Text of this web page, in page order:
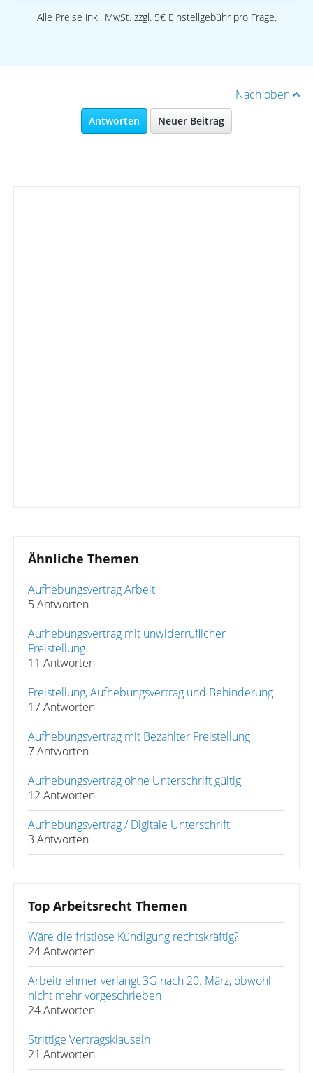
Alle Preise inkl. MwSt. zzgl. 5€ Einstellgebühr pro Frage.
Nach oben
Antworten Neuer Beitrag
Ähnliche Themen
Aufhebungsvertrag Arbeit
5 Antworten
Aufhebungsvertrag mit unwiderruflicher
Freistellung.
11 Antworten
Freistellung, Aufhebungsvertrag und Behinderung
17 Antworten
Aufhebungsvertrag mit Bezahlter Freistellung
7 Antworten
Aufhebungsvertrag ohne Unterschrift gültig
12 Antworten
Aufhebungsvertrag / Digitale Unterschrift
3 Antworten
Top Arbeitsrecht Themen
Wäre die fristlose Kündigung rechtskräftig?
24 Antworten
Arbeitnehmer verlangt 3G nach 20. März, obwohl
nicht mehr vorgeschrieben
24 Antworten
Strittige Vertragsklauseln
21 Antworten